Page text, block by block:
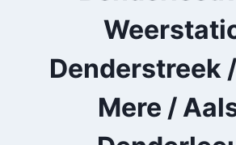
Denderstreek
Mere /